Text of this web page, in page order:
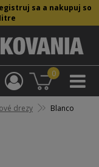
sa a nakupuj so
0
drezy
Blanco